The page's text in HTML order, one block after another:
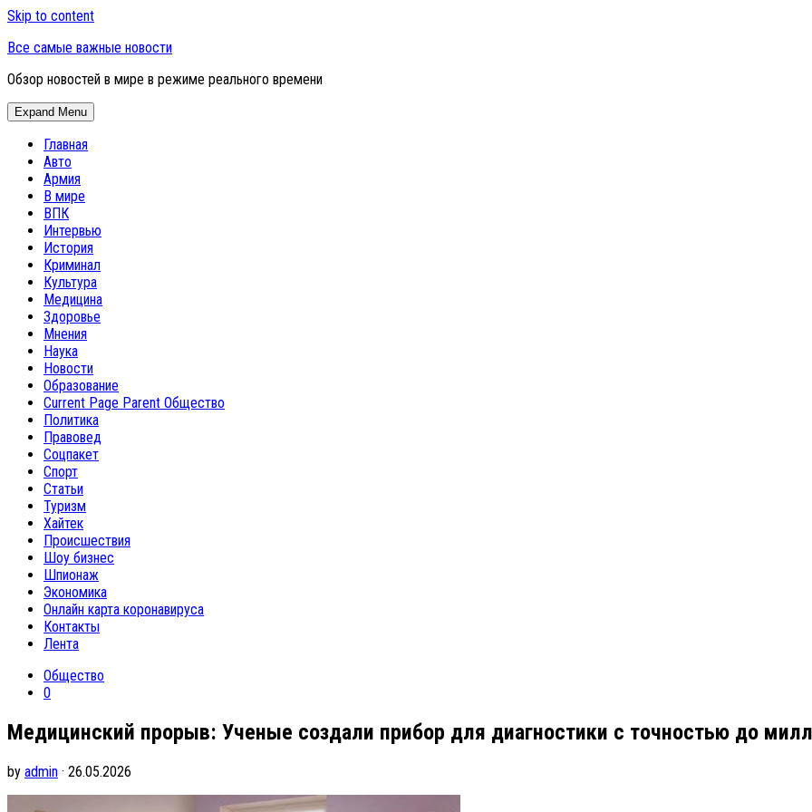
Skip to content
Все самые важные новости
Обзор новостей в мире в режиме реального времени
Expand Menu
Главная
Авто
Армия
В мире
ВПК
Интервью
История
Криминал
Культура
Медицина
Здоровье
Мнения
Наука
Новости
Образование
Current Page Parent Общество
Политика
Правовед
Соцпакет
Спорт
Статьи
Туризм
Хайтек
Происшествия
Шоу бизнес
Шпионаж
Экономика
Онлайн карта коронавируса
Контакты
Лента
Общество
0
Медицинский прорыв: Ученые создали прибор для диагностики с точностью до
by admin · 26.05.2026